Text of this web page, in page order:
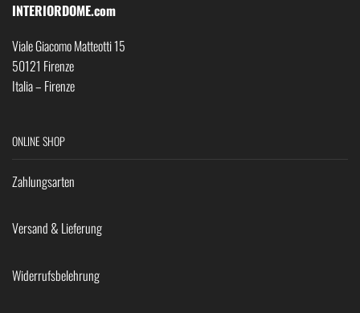
INTERIORDOME.com
Viale Giacomo Matteotti 15
50121 Firenze
Italia – Firenze
ONLINE SHOP
Zahlungsarten
Versand & Lieferung
Widerrufsbelehrung